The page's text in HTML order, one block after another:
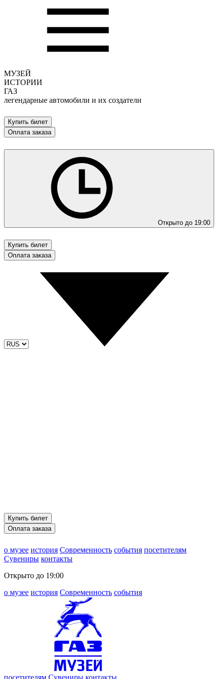
МУЗЕЙ
ИСТОРИИ
ГАЗ
легендарные автомобили и их создатели
Купить билет
Оплата заказа
Открыто до 19:00
Купить билет
Оплата заказа
Купить билет
Оплата заказа
о музее история Современность события посетителям
Сувениры контакты
Открыто до 19:00
о музее история Современность события
посетителям Сувениры контакты